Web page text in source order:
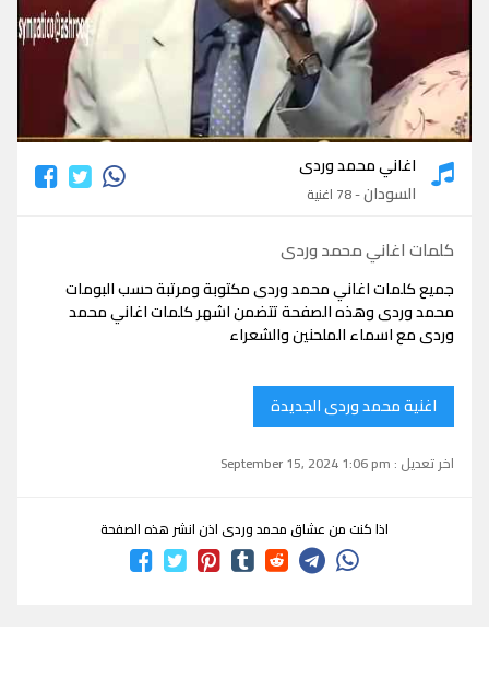
كلمات اغاني محمد وردى
اغاني محمد وردى
السودان- 78 اغنية
كلمات اغاني محمد وردى
جميع كلمات اغاني محمد وردى مكتوبة ومرتبة حسب البومات
محمد وردى وهذه الصفحة تتضمن اشهر كلمات اغاني محمد
وردى مع اسماء الملحنين والشعراء
اغنية محمد وردى الجديدة
اخر تعديل : September 15, 2024 1:06 pm
اذا كنت من عشاق محمد وردى اذن انشر هذه الصفحة